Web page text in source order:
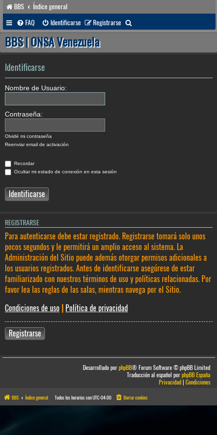
BBS
Índice general
FAQ
Identificarse Registrarse
u
a
BBS | ONSA Venezuela
Identificarse
Nombre de Usuario:
Contraseña:
Olvidé mi contraseña
Reenviar email de activación
Recordar
Ocultar mi estado de conexión en esta sesión
REGISTRARSE
Para autenticarse debe estar registrado. Registrarse tomará solo unos
pocos segundos y le permitirá un amplio acceso al sistema. La
Administración del Sitio puede además otorgar permisos adicionales a
los usuarios registrados. Antes de identificarse asegúrese de estar
familiarizado con nuestros términos de uso y políticas relacionadas. Por
favor lea las reglas de las salas, mientras navega por el Sitio.
Condiciones de uso
Política de privacidad
Registrarse
Desarrollado porphpBB® Forum Software © phpBB Limited
Traducción al español porphpBB España
Privacidad|Condiciones
BBS Índice general Todos los horarios sonUTC-04:00 Borrar cookies